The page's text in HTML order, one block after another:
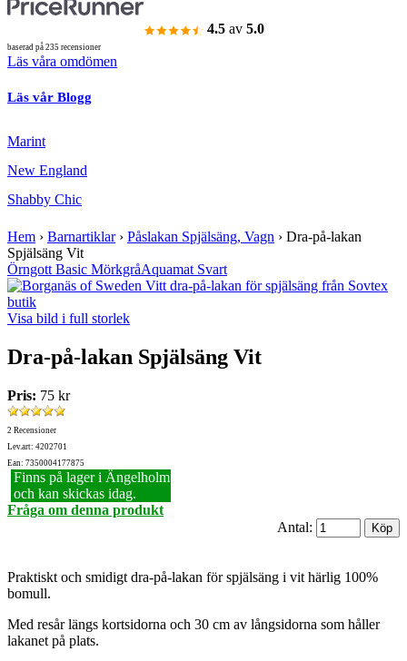
4.5 av 5.0
baserad på 235 recensioner
Läs våra omdömen
Läs vår Blogg
Marint
New England
Shabby Chic
Hem › Barnartiklar› Påslakan Spjälsäng, Vagn › Dra-på-lakan
Spjälsäng Vit
Örngott Basic MörkgråAquamat Svart
Visa bild i full storlek
Dra-på-lakan Spjälsäng Vit
Pris: 75 kr
2 Recensioner
Lev.art: 4202701
Ean: 7350004177875
Finns på lager i Ängelholm
och kan skickas idag.
Fråga om denna produkt
Antal:
Praktiskt och smidigt dra-på-lakan för spjälsäng i vit härlig 100%
bomull.
Med resår längs kortsidorna och 30 cm av långsidorna som håller
lakanet på plats.